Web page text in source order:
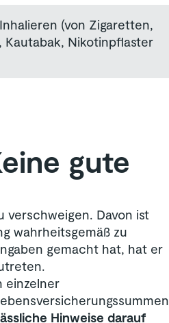
(von Zigaretten,
Kautabak, Nikotinpflaster
gute
verschweigen. Davon ist
wahrheitsgemäß zu
gemacht hat, hat er
einzelner
Hinweise darauf